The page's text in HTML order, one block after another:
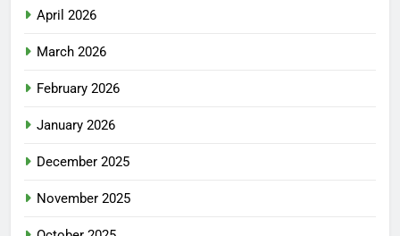
April 2026
March 2026
February 2026
January 2026
December 2025
November 2025